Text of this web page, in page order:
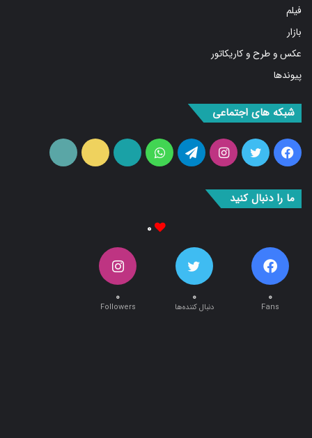
کسب و کار برتر
فیلم
بازار
عکس و طرح و کاریکاتور
فیس
بوک
توییتراینستاگرامتلگرامواتس
آپارات ایتا